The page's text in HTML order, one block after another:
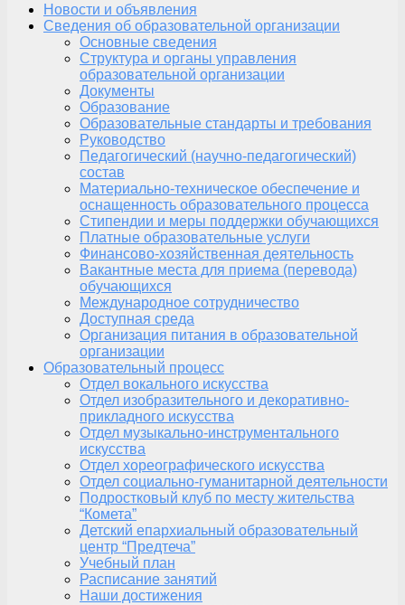
Новости и объявления
Сведения об образовательной организации
Основные сведения
Структура и органы управления
образовательной организации
Документы
Образование
Образовательные стандарты и требования
Руководство
Педагогический (научно-педагогический)
состав
Материально-техническое обеспечение и
оснащенность образовательного процесса
Стипендии и меры поддержки обучающихся
Платные образовательные услуги
Финансово-хозяйственная деятельность
Вакантные места для приема (перевода)
обучающихся
Международное сотрудничество
Доступная среда
Организация питания в образовательной
организации
Образовательный процесс
Отдел вокального искусства
Отдел изобразительного и декоративно-
прикладного искусства
Отдел музыкально-инструментального
искусства
Отдел хореографического искусства
Отдел социально-гуманитарной деятельности
Подростковый клуб по месту жительства
“Комета”
Детский епархиальный образовательный
центр “Предтеча”
Учебный план
Расписание занятий
Наши достижения